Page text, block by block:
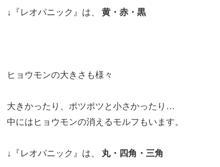
↓『レオパニック』は、 黄・赤・黒
ヒョウモンの大きさも様々
大きかったり、ポツポツと小さかったり…
中にはヒョウモンの消えるモルフもいます。
↓『レオパニック』は、 丸・四角・三角